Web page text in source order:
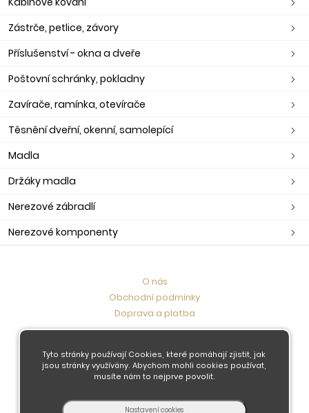
Zástrče, petlice, závory
Příslušenství - okna a dveře
Poštovní schránky, pokladny
Zavírače, ramínka, otevírače
Těsnění dveřní, okenní, samolepící
Madla
Držáky madla
Nerezové zábradlí
Nerezové komponenty
O nás
Obchodní podmínky
Doprava a platba
Kontaktujte nás
Tyto stránky používají Cookies, které pomáhají zjistit, jak
jsou stránky využívány. Abychom mohli cookies používat,
musíte nám to nejprve povolit.